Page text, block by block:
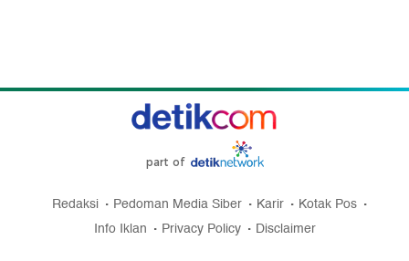
part of
Redaksi Pedoman Media Siber Karir
Kotak Pos
Info Iklan
Privacy Policy Disclaimer